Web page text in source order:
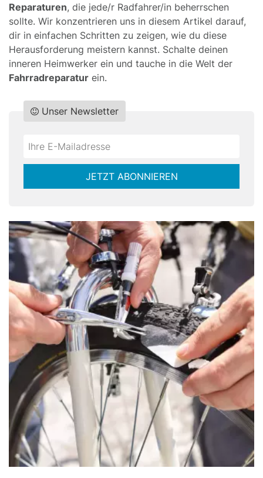
Reparaturen, die jede/r Radfahrer/in beherrschen
sollte. Wir konzentrieren uns in diesem Artikel darauf,
dir in einfachen Schritten zu zeigen, wie du diese
Herausforderung meistern kannst. Schalte deinen
inneren Heimwerker ein und tauche in die Welt der
Fahrradreparatur ein.
Do
Unser Newsletter
*Ihre
JETZT ABONNIEREN